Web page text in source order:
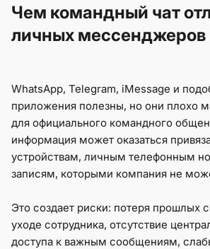
Чем командный чат
личных мессенджеров
WhatsApp, Telegram, iMessage и
приложения полезны, но они плохо
для официального командного
информация может оказаться
устройствам, личным телефонным
записям, которыми компания не
Это создает риски: потеря прошлых
уходе сотрудника, отсутствие
доступа к важным сообщениям,